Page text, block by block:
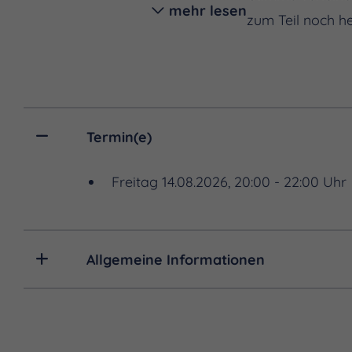
Werke, die zum Teil noch
Zuletzt durften wir die
Klassikern wie "In A
Band zelebriert. Und
Gründer Olivier Libaux ist
mehr lesen
Termin(e)
Freitag 14.08.2026, 20:00 - 22:00 Uhr
Allgemeine Informationen